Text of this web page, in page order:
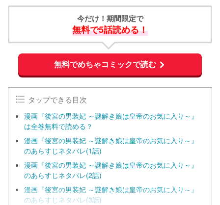
今だけ！期間限定で
無料で5話読める！
無料でめちゃコミックで読む
タップできる目次
漫画『後宮の男装妃 ～謎解き娘は皇帝のお気に入り～』
は全巻無料で読める？
漫画『後宮の男装妃 ～謎解き娘は皇帝のお気に入り～』
のあらすじネタバレ(1話)
漫画『後宮の男装妃 ～謎解き娘は皇帝のお気に入り～』
のあらすじネタバレ(2話)
漫画『後宮の男装妃 ～謎解き娘は皇帝のお気に入り～』
のあらすじネタバレ(3話)